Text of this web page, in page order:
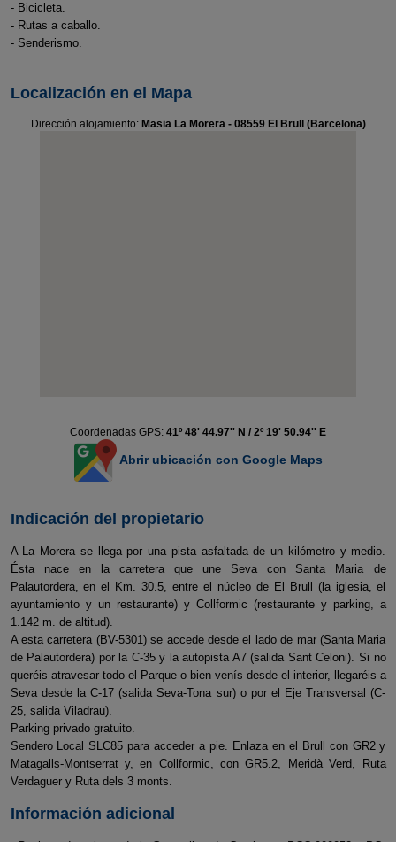
- Bicicleta.
- Rutas a caballo.
- Senderismo.
Localización en el Mapa
Dirección alojamiento: Masia La Morera - 08559 El Brull (Barcelona)
Coordenadas GPS: 41º 48' 44.97'' N / 2º 19' 50.94'' E
Abrir ubicación con Google Maps
Indicación del propietario
A La Morera se llega por una pista asfaltada de un kilómetro y medio.
Ésta nace en la carretera que une Seva con Santa Maria de
Palautordera, en el Km. 30.5, entre el núcleo de El Brull (la iglesia, el
ayuntamiento y un restaurante) y Collformic (restaurante y parking, a
1.142 m. de altitud).
A esta carretera (BV-5301) se accede desde el lado de mar (Santa Maria
de Palautordera) por la C-35 y la autopista A7 (salida Sant Celoni). Si no
queréis atravesar todo el Parque o bien venís desde el interior, llegaréis a
Seva desde la C-17 (salida Seva-Tona sur) o por el Eje Transversal (C-
25, salida Viladrau).
Parking privado gratuito.
Sendero Local SLC85 para acceder a pie. Enlaza en el Brull con GR2 y
Matagalls-Montserrat y, en Collformic, con GR5.2, Meridà Verd, Ruta
Verdaguer y Ruta dels 3 monts.
Información adicional